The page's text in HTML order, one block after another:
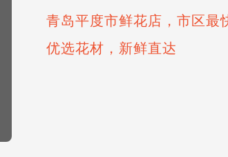
青岛平度市鲜花店，市区最
优选花材，新鲜直达